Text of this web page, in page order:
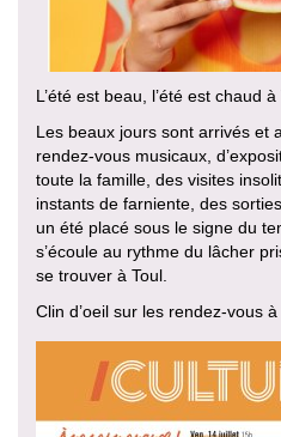
L’été est beau, l’été est chaud à
Les beaux jours sont arrivés et
rendez-vous musicaux,
toute la famille, des visites
instants de farniente, des
un été placé sous le signe du
s’écoule au rythme du lâcher
se trouver à Toul.
Clin d’oeil sur les rendez-vous